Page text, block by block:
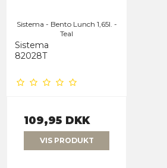
Sistema - Bento Lunch 1,65l. -
Teal
Sistema
82028T
109,95 DKK
VIS PRODUKT